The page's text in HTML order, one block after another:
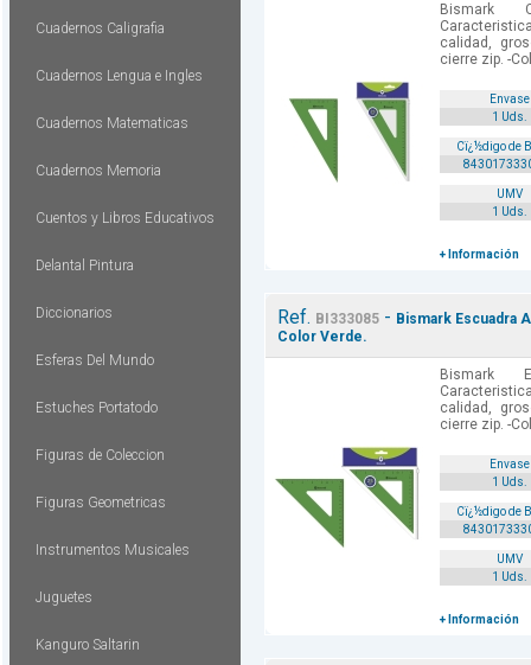
Cuadernos Caligrafia
Cuadernos Lengua e Ingles
Cuadernos Matematicas
Cuadernos Memoria
Cuentos y Libros Educativos
Delantal Pintura
Diccionarios
Esferas Del Mundo
Estuches Portatodo
Figuras de Coleccion
Figuras Geometricas
Instrumentos Musicales
Juguetes
Kanguro Saltarin
Bismark
calidad,
cierre zip. -
Envase
1 Uds.
Cï¿½digo de
UMV
1 Uds.
+ Información
Ref. BI333085- Bismark Escuadra
Color Verde.
Bismark
calidad,
cierre zip. -
Envase
1 Uds.
Cï¿½digo de
UMV
1 Uds.
+ Información